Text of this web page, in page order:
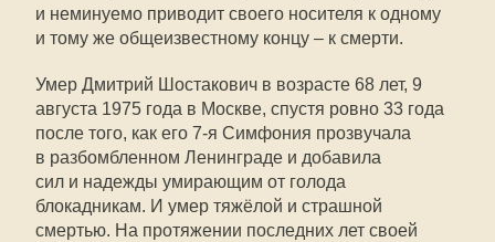
и неминуемо приводит своего носителя к одному
и тому же общеизвестному концу – к смерти.
Умер Дмитрий Шостакович в возрасте 68 лет, 9
августа 1975 года в Москве, спустя ровно 33 года
после того, как его 7-я Симфония прозвучала
в разбомбленном Ленинграде и добавила
сил и надежды умирающим от голода
блокадникам. И умер тяжёлой и страшной
смертью. На протяжении последних лет своей